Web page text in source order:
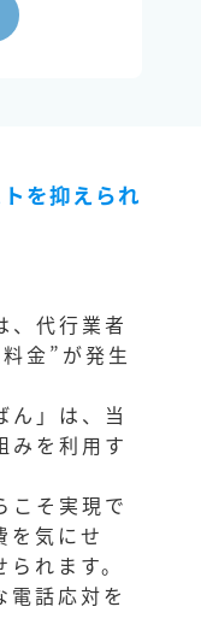
を抑えられ
、代行業者
金”が発生
ん」は、当
みを利用す
こそ実現で
を気にせ
れます。
電話応対を